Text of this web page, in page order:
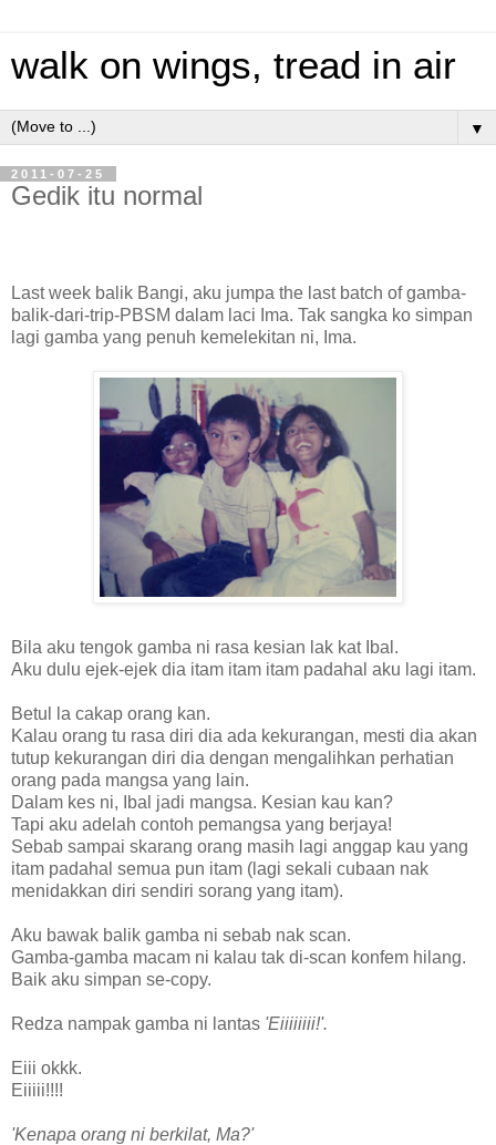
walk on wings, tread in air
▼
2011-07-25
Gedik itu normal
Last week balik Bangi, aku jumpa the last batch of gamba-
balik-dari-trip-PBSM dalam laci Ima. Tak sangka ko simpan
lagi gamba yang penuh kemelekitan ni, Ima.
Bila aku tengok gamba ni rasa kesian lak kat Ibal.
Aku dulu ejek-ejek dia itam itam itam padahal aku lagi itam.
Betul la cakap orang kan.
Kalau orang tu rasa diri dia ada kekurangan, mesti dia akan
tutup kekurangan diri dia dengan mengalihkan perhatian
orang pada mangsa yang lain.
Dalam kes ni, Ibal jadi mangsa. Kesian kau kan?
Tapi aku adelah contoh pemangsa yang berjaya!
Sebab sampai skarang orang masih lagi anggap kau yang
itam padahal semua pun itam (lagi sekali cubaan nak
menidakkan diri sendiri sorang yang itam).
Aku bawak balik gamba ni sebab nak scan.
Gamba-gamba macam ni kalau tak di-scan konfem hilang.
Baik aku simpan se-copy.
Redza nampak gamba ni lantas 'Eiiiiiiii!'.
Eiii okkk.
Eiiiii!!!!
'Kenapa orang ni berkilat, Ma?'